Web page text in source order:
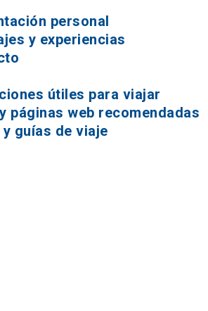
personal
y experiencias
útiles para viajar
páginas web recomendadas
guías de viaje